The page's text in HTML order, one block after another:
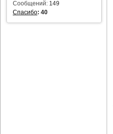
Сообщений: 149
Спасибо: 40